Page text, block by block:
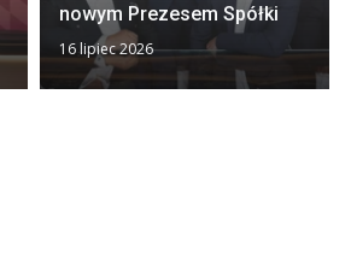
nowym Prezesem Spółki
16 lipiec 2026